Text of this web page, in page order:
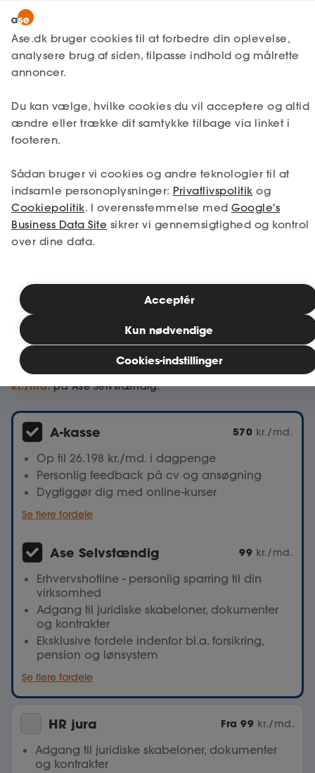
MitAse
Ase Selvstændig
Dokumenter.dk
Lønmodtager
Selvstændig
Etableret
Produkter
Få svar
Fordele
Studerende
Bliv medlem
MitAse
Ase Selvstændig
Selvstændig
Hvilket medlemskab passer
til dig?
ansatte, netværk?
Du sammensætter selv den løsning, der passer til dig og
virksomhed.
Vælg både a-kasse og Ase Selvstændig og
kr./md.på Ase Selvstændig.
A-kasse 570 kr./md.
Op til 26.198 kr./md. i dagpenge
Personlig feedback på cv og ansøgning
Dygtiggør dig med online-kurser
Se flere fordele
Ase Selvstændig 99 kr./md.
Erhvervshotline - personlig sparring til din
virksomhed
Adgang til juridiske skabeloner, dokumenter
og kontrakter
Eksklusive fordele indenfor bl.a. forsikring,
pension og lønsystem
Se flere fordele
HR jura Fra 99 kr./md.
Adgang til juridiske skabeloner, dokumenter
og kontrakter
Ase.dk bruger cookies til at forbedre din oplevelse,
analysere brug af siden, tilpasse indhold og målrette
annoncer.
Du kan vælge, hvilke cookies du vil acceptere og altid
ændre eller trække dit samtykke tilbage via linket i
footeren.
Sådan bruger vi cookies og andre teknologier til at
indsamle personoplysninger: Privatlivspolitik og
Cookiepolitik. I overensstemmelse med Google's
Business Data Site sikrer vi gennemsigtighed og kontrol
over dine data.
Cookies-indstillinger
Kun nødvendige
Acceptér